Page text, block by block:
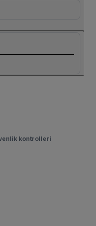
kontrolleri